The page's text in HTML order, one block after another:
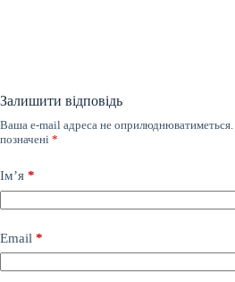
Залишити відповідь
Ваша e-mail адреса не оприлюднюватиметься.
позначені *
Ім’я *
Email *